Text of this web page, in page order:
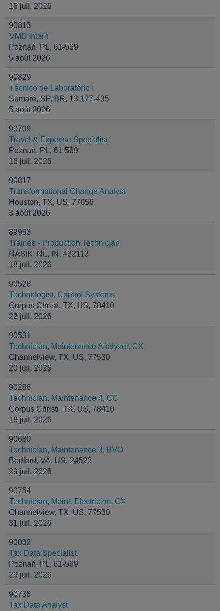
16 juil. 2026
90813
VMD Intern
Poznań, PL, 61-569
5 août 2026
90829
Técnico de Laboratório I
Sumaré, SP, BR, 13.177-435
5 août 2026
90709
Travel & Expense Specialist
Poznań, PL, 61-569
16 juil. 2026
90817
Transformational Change Analyst
Houston, TX, US, 77056
3 août 2026
89953
Trainee - Production Technician
NASIK, NL, IN, 422113
18 juil. 2026
90528
Technologist, Control Systems
Corpus Christi, TX, US, 78410
22 juil. 2026
90591
Technician, Maintenance Analyzer, CX
Channelview, TX, US, 77530
20 juil. 2026
90286
Technician, Maintenance 4, CC
Corpus Christi, TX, US, 78410
18 juil. 2026
90680
Technician, Maintenance 3, BVO
Bedford, VA, US, 24523
29 juil. 2026
90754
Technician, Maint. Electrician, CX
Channelview, TX, US, 77530
31 juil. 2026
90032
Tax Data Specialist
Poznań, PL, 61-569
26 juil. 2026
90738
Tax Data Analyst